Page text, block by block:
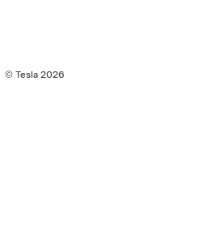
© Tesla 2026